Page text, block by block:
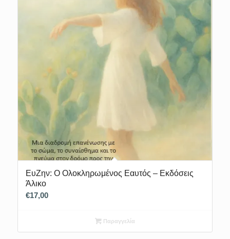
ΕυΖην: Ο Ολοκληρωμένος Εαυτός – Εκδόσεις
Άλικο
€17,00
Παραγγελία